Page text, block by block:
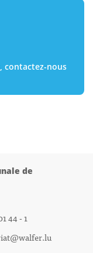
contactez-nous
de
44 - 1